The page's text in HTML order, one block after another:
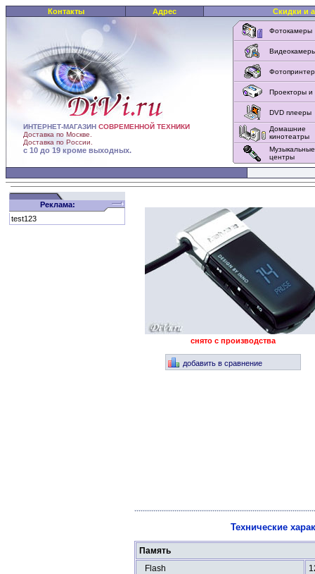
Контакты Адрес Скидки и
ИНТЕРНЕТ-МАГАЗИН СОВРЕМЕННОЙ ТЕХНИКИ
Доставка по Москве.
Доставка по России.
с 10 до 19 кроме выходных.
Фотокамеры
Проекторы и
DVD плееры
Домашние
кинотеатры
Музыкальные
центры
Реклама:
test123
снято с производства
добавить в сравнение
Технические
Память
Flash